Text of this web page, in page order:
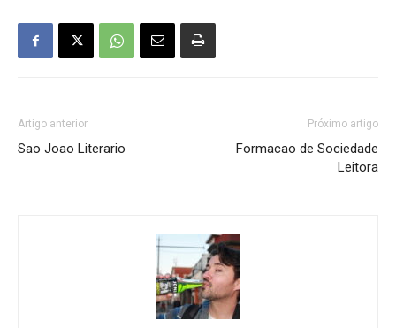
Artigo anterior
Sao Joao Literario
Próximo artigo
Formacao de Sociedade
Leitora